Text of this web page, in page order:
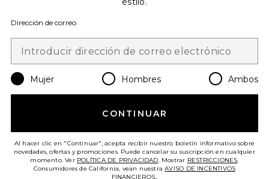
Change Country Regions
es USD
Haz una breve encuesta sobre la visita de hoy.¡Vamos!
ATENCIÓN AL CLIENTE
Dirección de correo
Mujer Hombres Ambos
CONTINUAR
Al hacer clic en "Continuar", acepta recibir nuestro boletín informativo sobre
novedades, ofertas y promociones. Puede cancelar su suscripción en cualquier
momento. Ver POLÍTICA DE PRIVACIDAD. Mostrar RESTRICCIONES.
Consumidores de California, vean nuestraAVISO DE INCENTIVOS
FINANCIEROS..